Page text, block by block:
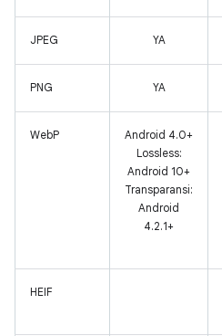
JPEG YA
PNG YA
WebP
Android 4.0+
Lossless:
Android 10+
Transparansi:
Android
4.2.1+
HEIF